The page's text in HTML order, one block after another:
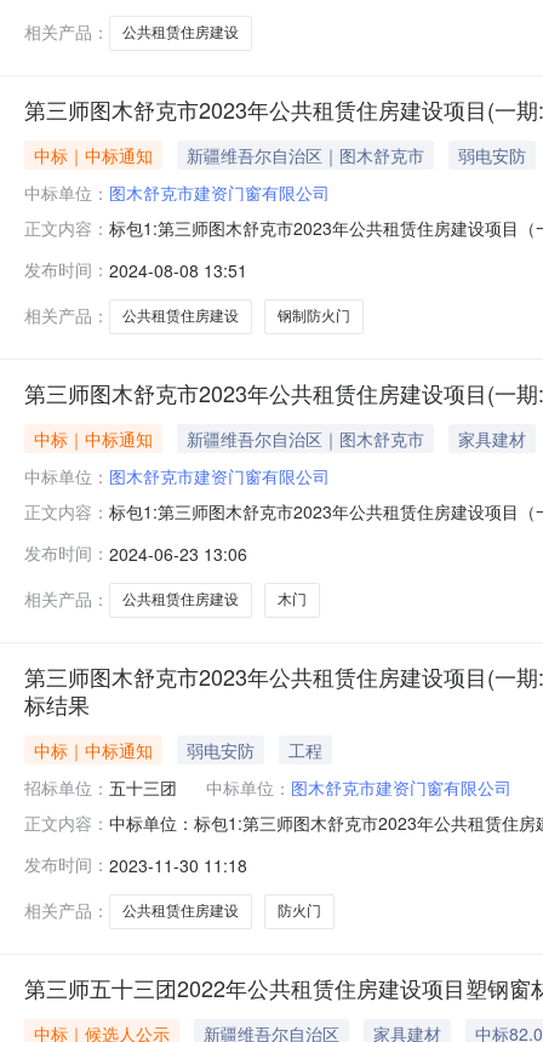
相关产品：
公共租赁住房建设
第三师图木舒克市2023年公共租赁住房建设项目(一
中标｜中标通知 新疆维吾尔自治区｜图木舒克市
弱电安防
中标单位： 图木舒克市建资门窗有限公司
正文内容： 标包1:第三师图木舒克市2023年公共租赁住房建设项目
发布时间： 2024-08-08 13:51
相关产品：
公共租赁住房建设 钢制防火门
第三师图木舒克市2023年公共租赁住房建设项目(一
中标｜中标通知 新疆维吾尔自治区｜图木舒克市
家具建材
中标单位： 图木舒克市建资门窗有限公司
正文内容： 标包1:第三师图木舒克市2023年公共租赁住房建设项目
发布时间： 2024-06-23 13:06
相关产品：
公共租赁住房建设 木门
第三师图木舒克市2023年公共租赁住房建设项目(一
标结果
中标｜中标通知 弱电安防
工程
招标单位： 五十三团 中标单位： 图木舒克市建资门窗有限公司
正文内容： 中标单位：标包1:第三师图木舒克市2023年公共租赁住
发布时间： 2023-11-30 11:18
相关产品：
公共租赁住房建设 防火门
第三师五十三团2022年公共租赁住房建设项目塑钢
中标｜候选人公示 新疆维吾尔自治区 家具建材
中标